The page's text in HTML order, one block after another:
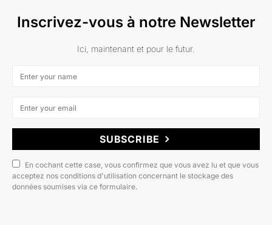
Inscrivez-vous à notre Newsletter
Ici, maintenant et pour le futur.
SUBSCRIBE
En cochant cette case, vous confirmez que vous avez lu et que vous
acceptez nos conditions d'utilisation concernant le stockage des
données soumises via ce formulaire.